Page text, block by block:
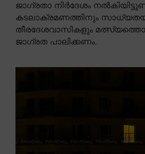
ജാഗ്രതാ നിർദേശം
കടലാക്രമണത്തിനും
തീരദേശവാസികളും
ജാഗ്രത പാലിക്കണം.